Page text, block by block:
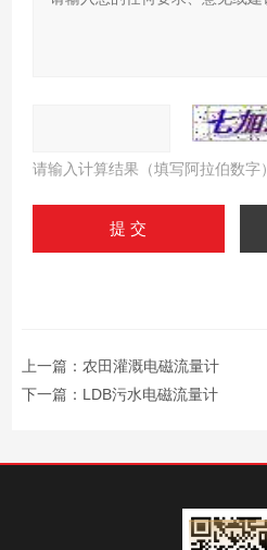
请输入计算结果（填写阿拉伯数字
上一篇： 农田灌溉电磁流量计
下一篇： LDB污水电磁流量计